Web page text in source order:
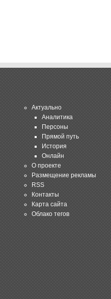
Актуально
Аналитика
Персоны
Прямой путь
История
Онлайн
О проекте
Размещение рекламы
RSS
Контакты
Карта сайта
Облако тегов